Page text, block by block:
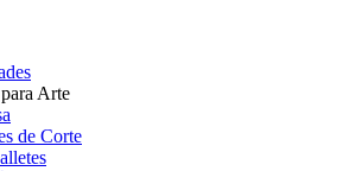
Arte
de Corte